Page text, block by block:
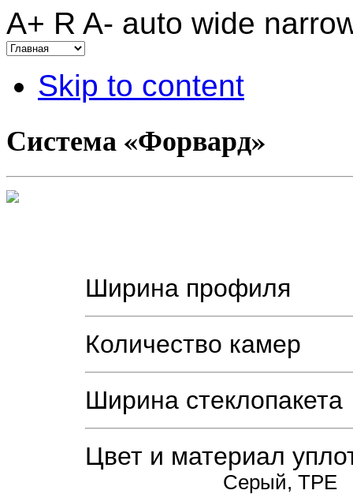
A+ R A- auto wide
Skip to content
Система «Форвард»
Ширина профиля
Количество камер
Ширина стеклопакета
Цвет и материал
Серый, TPE